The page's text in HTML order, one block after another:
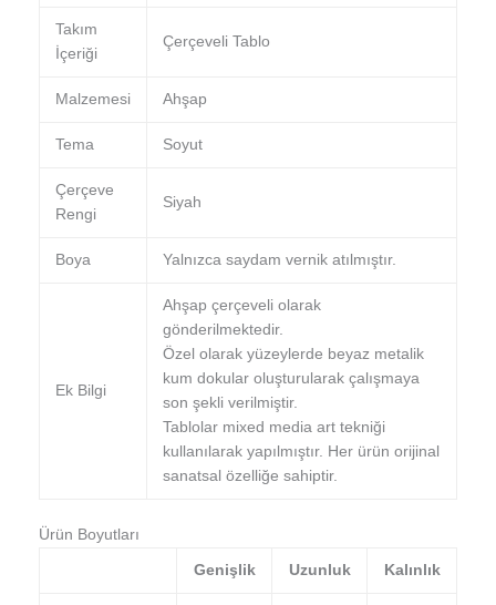
Takım
İçeriği
Çerçeveli Tablo
Malzemesi Ahşap
Tema Soyut
Çerçeve
Rengi
Siyah
Boya Yalnızca saydam vernik atılmıştır.
Ek Bilgi
Ahşap çerçeveli olarak
gönderilmektedir.
Özel olarak yüzeylerde beyaz metalik
kum dokular oluşturularak çalışmaya
son şekli verilmiştir.
Tablolar mixed media art tekniği
kullanılarak yapılmıştır. Her ürün orijinal
sanatsal özelliğe sahiptir.
Ürün Boyutları
Genişlik Uzunluk Kalınlık